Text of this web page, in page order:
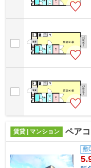
賃貸 | マンション ペア
敷